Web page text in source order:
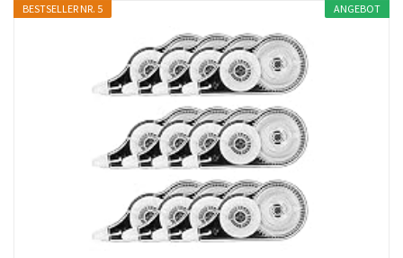
ANGEBOT
BESTSELLER NR. 5